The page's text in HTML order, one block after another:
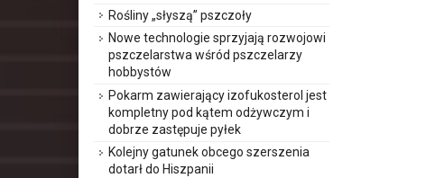
Rośliny „słyszą” pszczoły
Nowe technologie sprzyjają rozwojowi
pszczelarstwa wśród pszczelarzy
hobbystów
Pokarm zawierający izofukosterol jest
kompletny pod kątem odżywczym i
dobrze zastępuje pyłek
Kolejny gatunek obcego szerszenia
dotarł do Hiszpanii